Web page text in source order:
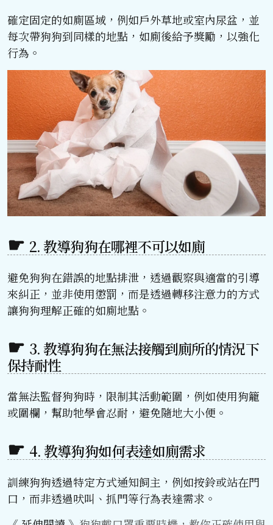
確定固定的如廁區域，例如戶外草地或室內尿盆，並
每次帶狗狗到同樣的地點，如廁後給予獎勵，以強化
行為。
2. 教導狗狗在哪裡不可以如廁
避免狗狗在錯誤的地點排泄，透過觀察與適當的引導
來糾正，並非使用懲罰，而是透過轉移注意力的方式
讓狗狗理解正確的如廁地點。
3. 教導狗狗在無法接觸到廁所的情況下
保持耐性
當無法監督狗狗時，限制其活動範圍，例如使用狗籠
或圍欄，幫助牠學會忍耐，避免隨地大小便。
4. 教導狗狗如何表達如廁需求
訓練狗狗透過特定方式通知飼主，例如按鈴或站在門
口，而非透過吠叫、抓門等行為表達需求。